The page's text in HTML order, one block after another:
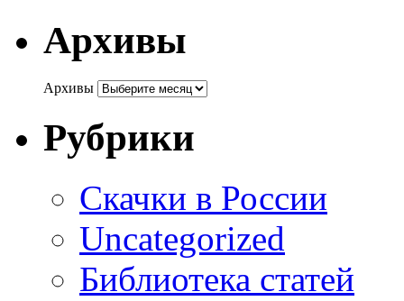
Архивы
Архивы
Рубрики
Cкачки в России
Uncategorized
Библиотека статей